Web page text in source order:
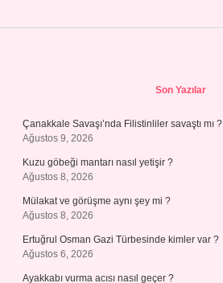
Son Yazılar
Çanakkale Savaşı’nda Filistinliler savaştı mı ?
Ağustos 9, 2026
Kuzu göbeği mantarı nasıl yetişir ?
Ağustos 8, 2026
Mülakat ve görüşme aynı şey mi ?
Ağustos 8, 2026
Ertuğrul Osman Gazi Türbesinde kimler var ?
Ağustos 6, 2026
Ayakkabı vurma acısı nasıl geçer ?